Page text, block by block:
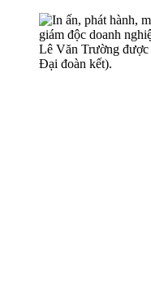
Lê Văn Trường
Đại đoàn kết).